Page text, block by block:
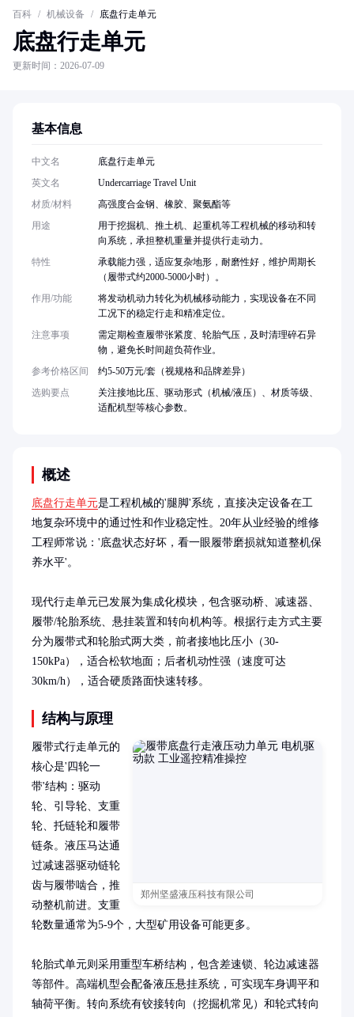
百科 / 机械设备 / 底盘行走单元
底盘行走单元
更新时间：2026-07-09
概述
底盘行走单元是工程机械的'腿脚'系统，直接决定设备在工
地复杂环境中的通过性和作业稳定性。20年从业经验的维修
工程师常说：'底盘状态好坏，看一眼履带磨损就知道整机保
养水平'。
现代行走单元已发展为集成化模块，包含驱动桥、减速器、
履带/轮胎系统、悬挂装置和转向机构等。根据行走方式主要
分为履带式和轮胎式两大类，前者接地比压小（30-
150kPa），适合松软地面；后者机动性强（速度可达
30km/h），适合硬质路面快速转移。
结构与原理
郑州坚盛液压科技有限公司
履带式行走单元的
核心是'四轮一
带'结构：驱动
轮、引导轮、支重
轮、托链轮和履带
链条。液压马达通
过减速器驱动链轮
齿与履带啮合，推
动整机前进。支重
轮数量通常为5-9个，大型矿用设备可能更多。
轮胎式单元则采用重型车桥结构，包含差速锁、轮边减速器
等部件。高端机型会配备液压悬挂系统，可实现车身调平和
轴荷平衡。转向系统有铰接转向（挖掘机常见）和轮式转向
基本信息
中文名
底盘行走单元
英文名
Undercarriage Travel Unit
材质/材料
高强度合金钢、橡胶、聚氨酯等
用途
用于挖掘机、推土机、起重机等工程机械的移动和转
向系统，承担整机重量并提供行走动力。
特性
承载能力强，适应复杂地形，耐磨性好，维护周期长
（履带式约2000-5000小时）。
作用/功能
将发动机动力转化为机械移动能力，实现设备在不同
工况下的稳定行走和精准定位。
注意事项
需定期检查履带张紧度、轮胎气压，及时清理碎石异
物，避免长时间超负荷作业。
参考价格区间
约5-50万元/套（视规格和品牌差异）
选购要点
关注接地比压、驱动形式（机械/液压）、材质等级、
适配机型等核心参数。